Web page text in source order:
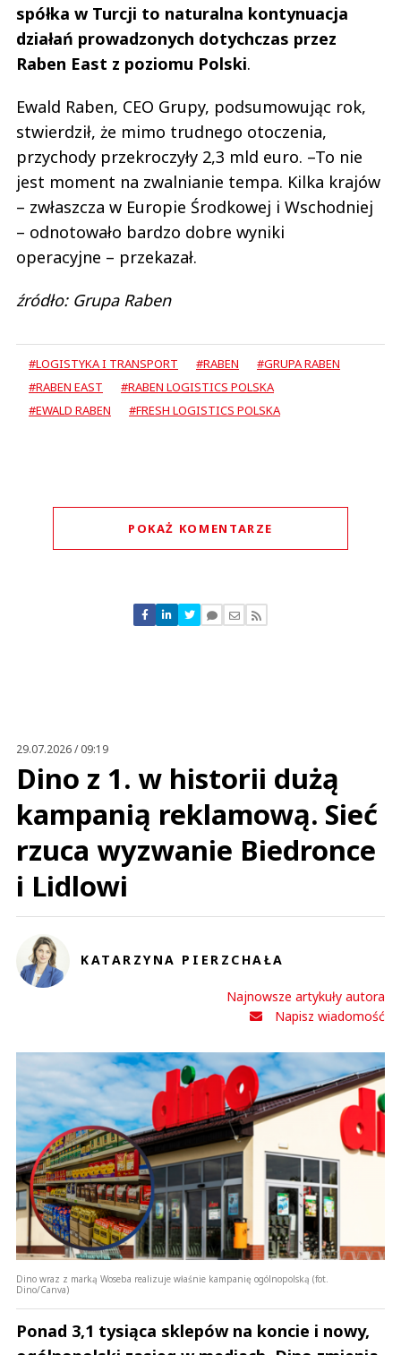
spółka w Turcji to naturalna kontynuacja
działań prowadzonych dotychczas przez
Raben East z poziomu Polski.
Ewald Raben, CEO Grupy, podsumowując rok,
stwierdził, że mimo trudnego otoczenia,
przychody przekroczyły 2,3 mld euro. –To nie
jest moment na zwalnianie tempa. Kilka krajów
– zwłaszcza w Europie Środkowej i Wschodniej
– odnotowało bardzo dobre wyniki
operacyjne – przekazał.
źródło: Grupa Raben
#LOGISTYKA I TRANSPORT #RABEN
#GRUPA RABEN
#RABEN EAST
#RABEN LOGISTICS POLSKA
#EWALD RABEN
#FRESH LOGISTICS POLSKA
POKAŻ KOMENTARZE
Nie znaleziono komentarzy
Zostaw swoje komentarze
29.07.2026 / 09:19
Dino z 1. w historii dużą
kampanią reklamową. Sieć
rzuca wyzwanie Biedronce
i Lidlowi
KATARZYNA PIERZCHAŁA
Najnowsze artykuły autora
Napisz wiadomość
Dino wraz z marką Woseba realizuje właśnie kampanię ogólnopolską (fot.
Dino/Canva)
Ponad 3,1 tysiąca sklepów na koncie i nowy,